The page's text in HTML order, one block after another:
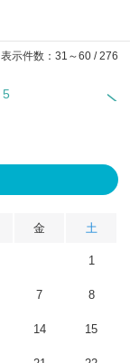
表示件数：31～60 / 276
5
金 土
1
7 8
14 15